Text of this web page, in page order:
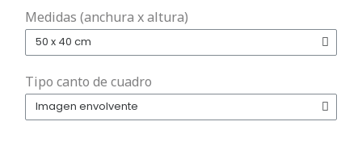
Medidas (anchura x altura)
Tipo canto de cuadro